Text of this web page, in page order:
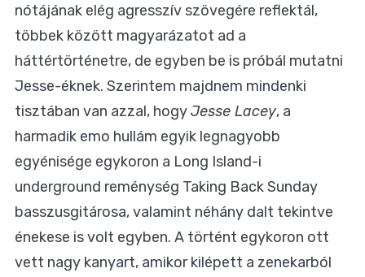
nótájának elég agresszív szövegére reflektál,
többek között magyarázatot ad a
háttértörténetre, de egyben be is próbál mutatni
Jesse-éknek. Szerintem majdnem mindenki
tisztában van azzal, hogyJesse Lacey, a
harmadik emo hullám egyik legnagyobb
egyénisége egykoron a Long Island-i
underground reménység Taking Back Sunday
basszusgitárosa, valamint néhány dalt tekintve
énekese is volt egyben. A történt egykoron ott
vett nagy kanyart, amikor kilépett a zenekarból